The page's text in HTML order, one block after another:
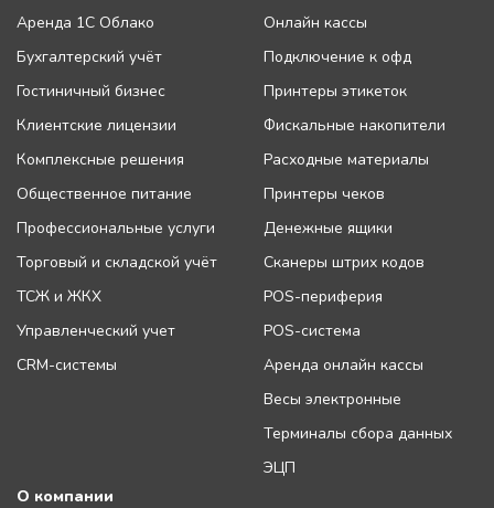
Аренда 1С Облако
Бухгалтерский учёт
Гостиничный бизнес
Клиентские лицензии
Комплексные решения
Общественное питание
Профессиональные услуги
Торговый и складской учёт
ТСЖ и ЖКХ
Управленческий учет
CRM-системы
Онлайн кассы
Подключение к офд
Принтеры этикеток
Фискальные накопители
Расходные материалы
Принтеры чеков
Денежные ящики
Сканеры штрих кодов
POS-периферия
POS-система
Аренда онлайн кассы
Весы электронные
Терминалы сбора данных
ЭЦП
О компании